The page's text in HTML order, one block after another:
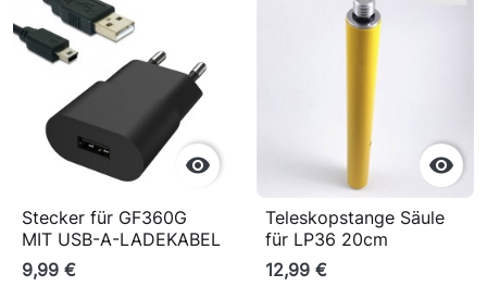

Stecker für GF360G
MIT USB-A-LADEKABEL
9,99 €

Teleskopstange Säule
für LP36 20cm
12,99 €